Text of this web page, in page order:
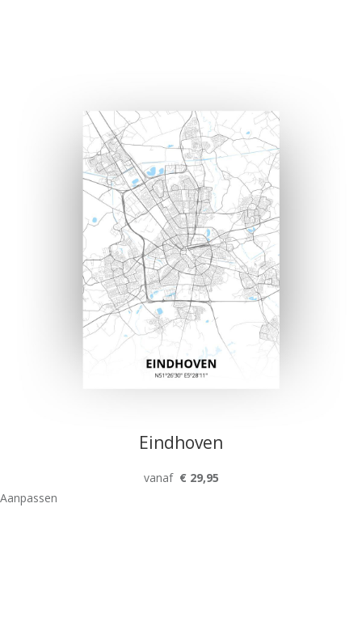
Eindhoven
vanaf € 29,95
Aanpassen